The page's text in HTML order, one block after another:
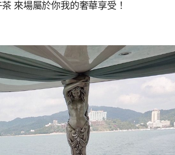
來場屬於你我的奢華享受！